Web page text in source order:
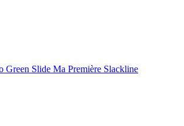
Green Slide Ma Première Slackline